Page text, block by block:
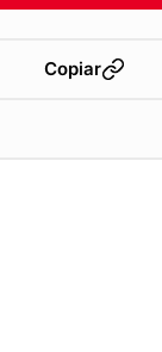
Copiar